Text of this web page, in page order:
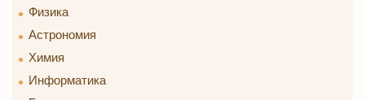
Физика
Астрономия
Химия
Информатика